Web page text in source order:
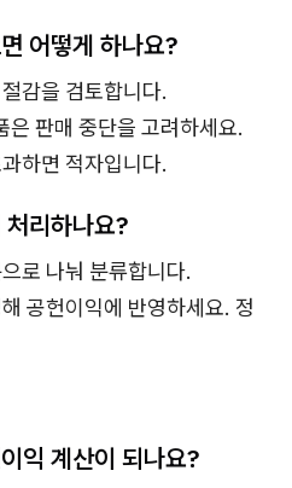
어떻게 하나요?
감을 검토합니다.
판매 중단을 고려하세요.
하면 적자입니다.
리하나요?
로 나눠 분류합니다.
공헌이익에 반영하세요. 정
익 계산이 되나요?